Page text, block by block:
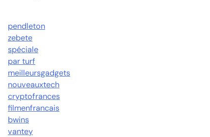
pendleton
zebete
spéciale
par turf
meilleursgadgets
nouveauxtech
cryptofrances
filmenfrancais
bwins
vantey